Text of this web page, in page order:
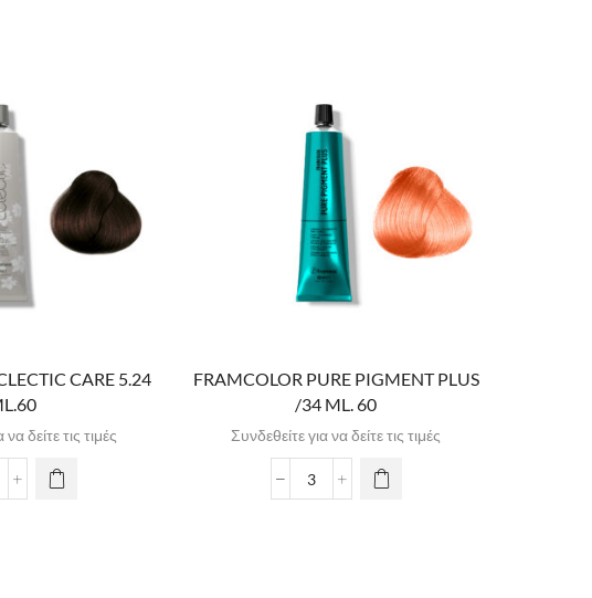
CARE 5.24
δείτε τις τιμές
FRAMCOLOR PURE PIGMENT PLUS
/34 ML. 60
Συνδεθείτε για να δείτε τις τιμές